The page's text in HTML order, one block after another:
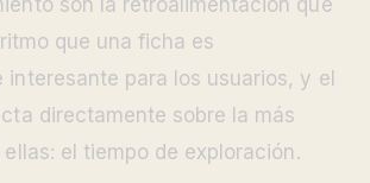
que una ficha es
interesante para los usuarios, y el
directamente sobre la más
el tiempo de exploración.